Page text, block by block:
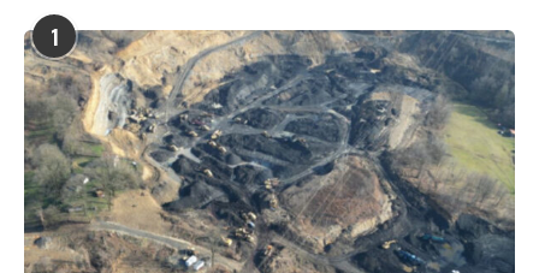
1